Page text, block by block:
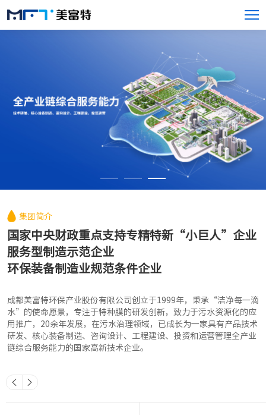
集团简介
国家中央财政重点支持专精特新“小巨人”企业
服务型制造示范企业
成都美富特环保产业股份有限公司创立于1999年，秉承“洁净每一滴
水”的使命愿景，专注于特种膜的研发创新，致力于污水资源化的应
用推广，20余年发展，在污水治理领域，已成长为一家具有产品技术
研发、核心装备制造、咨询设计、工程建设、投资和运营管理全产业
链综合服务能力的国家高新技术企业。